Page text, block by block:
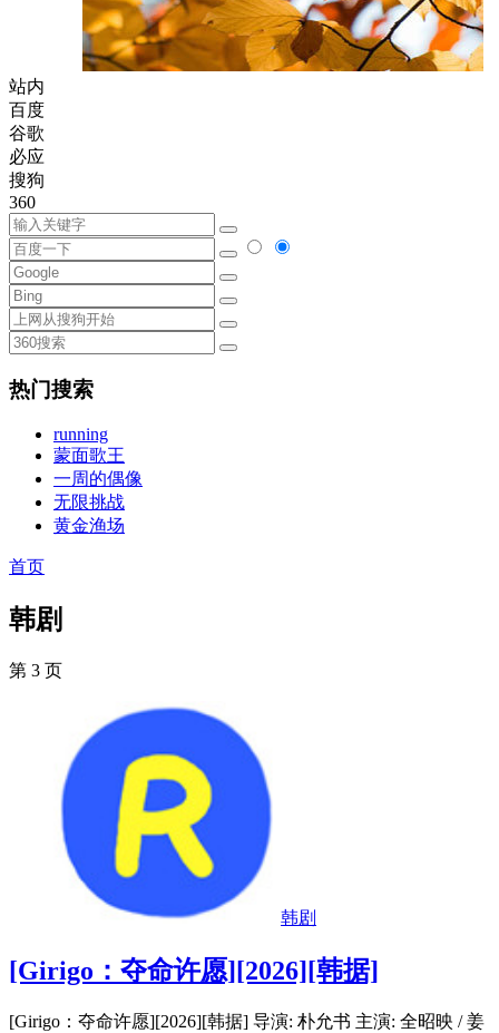
站内
百度
谷歌
必应
搜狗
360
热门搜索
running
蒙面歌王
一周的偶像
无限挑战
黄金渔场
首页
韩剧
第 3 页
韩剧
[Girigo：夺命许愿][2026][韩据]
[Girigo：夺命许愿][2026][韩据] 导演: 朴允书 主演: 全昭映 / 姜